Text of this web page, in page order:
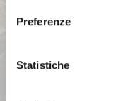
Preferenze
StatisticheEVENTI E